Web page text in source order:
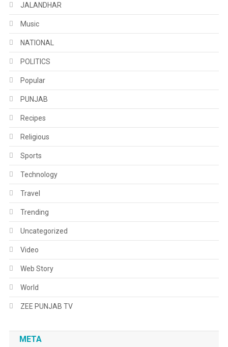
JALANDHAR
Music
NATIONAL
POLITICS
Popular
PUNJAB
Recipes
Religious
Sports
Technology
Travel
Trending
Uncategorized
Video
Web Story
World
ZEE PUNJAB TV
META